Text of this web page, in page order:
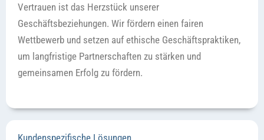
Vertrauen ist das Herzstück unserer
Geschäftsbeziehungen. Wir fördern einen fairen
Wettbewerb und setzen auf ethische Geschäftspraktiken,
um langfristige Partnerschaften zu stärken und
gemeinsamen Erfolg zu fördern.
Kundenspezifische Lösungen